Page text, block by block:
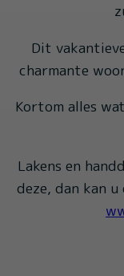
Dit
charmante
Kortom alles
Lakens en
deze, dan kan